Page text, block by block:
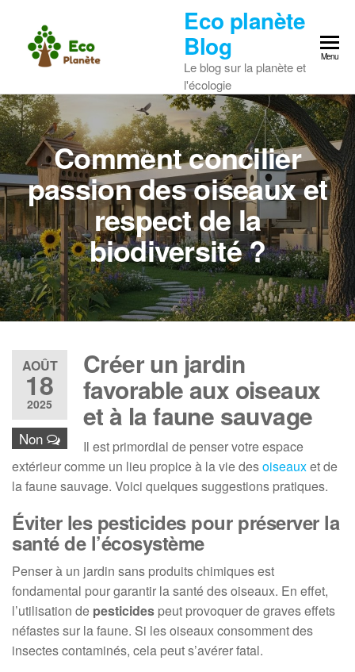
content
Eco planète
Blog
Le blog sur la planète et
l'écologie
Menu
Comment concilier
passion des oiseaux et
respect de la
biodiversité ?
AOÛT
18
2025
Non
Créer un jardin
favorable aux oiseaux
et à la faune sauvage
Il est primordial de penser votre espace
extérieur comme un lieu propice à la vie desoiseauxet de
la faune sauvage. Voici quelques suggestions pratiques.
Éviter les pesticides pour préserver la
santé de l’écosystème
Penser à un jardin sans produits chimiques est
fondamental pour garantir la santé des oiseaux. En effet,
l’utilisation de pesticides peut provoquer de graves effets
néfastes sur la faune. Si les oiseaux consomment des
insectes contaminés, cela peut s’avérer fatal.